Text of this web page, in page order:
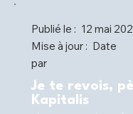
Publié le : 12 mai
Mise à jour : Date
par
Je te revois,
Kapitalis